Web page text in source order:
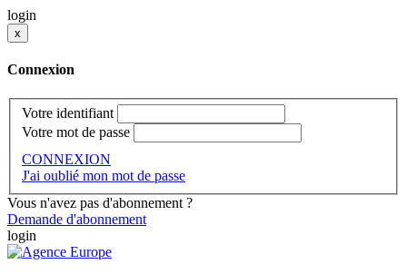
login
x
Connexion
Votre identifiant
Votre mot de passe
CONNEXION
J'ai oublié mon mot de passe
Vous n'avez pas d'abonnement ?
Demande d'abonnement
login